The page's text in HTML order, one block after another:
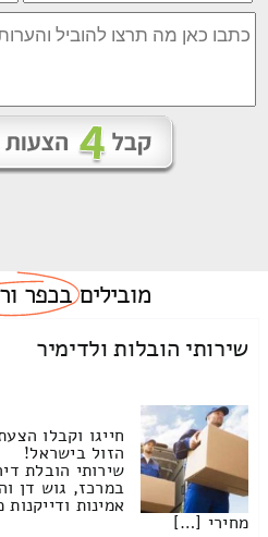
מוביליםבכפר
שירותי הובלות ולדימיר
חייגו וקבלו
הזול בישראל!
שירותי הובלת
במרכז, גוש דן
אמינות
מחירי […]